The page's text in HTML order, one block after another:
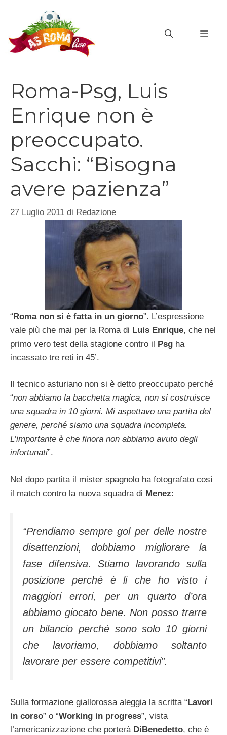
contenuto
Roma-Psg, Luis
Enrique non è
preoccupato.
Sacchi: “Bisogna
avere pazienza”
27 Luglio 2011 di Redazione
“Roma non si è fatta in un giorno”. L’espressione
vale più che mai per la Roma di Luis Enrique, che nel
primo vero test della stagione contro il Psg ha
incassato tre reti in 45’.
Il tecnico asturiano non si è detto preoccupato perché
“non abbiamo la bacchetta magica, non si costruisce
una squadra in 10 giorni. Mi aspettavo una partita del
genere, perché siamo una squadra incompleta.
L’importante è che finora non abbiamo avuto degli
infortunati”.
Nel dopo partita il mister spagnolo ha fotografato così
il match contro la nuova squadra di Menez:
“Prendiamo sempre gol per delle nostre
disattenzioni, dobbiamo migliorare la
fase difensiva. Stiamo lavorando sulla
posizione perché è li che ho visto i
maggiori errori, per un quarto d’ora
abbiamo giocato bene. Non posso trarre
un bilancio perché sono solo 10 giorni
che lavoriamo, dobbiamo soltanto
lavorare per essere competitivi”.
Sulla formazione giallorossa aleggia la scritta “Lavori
in corso” o “Working in progress”, vista
l’americanizzazione che porterà DiBenedetto, che è